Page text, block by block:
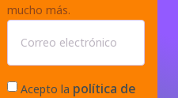
mucho más.
Acepto la política de